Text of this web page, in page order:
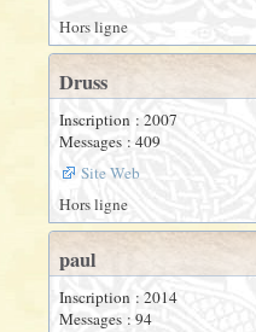
Hors ligne
Druss
Inscription : 2007
Messages : 409
Site Web
Hors ligne
paul
Inscription : 2014
Messages : 94